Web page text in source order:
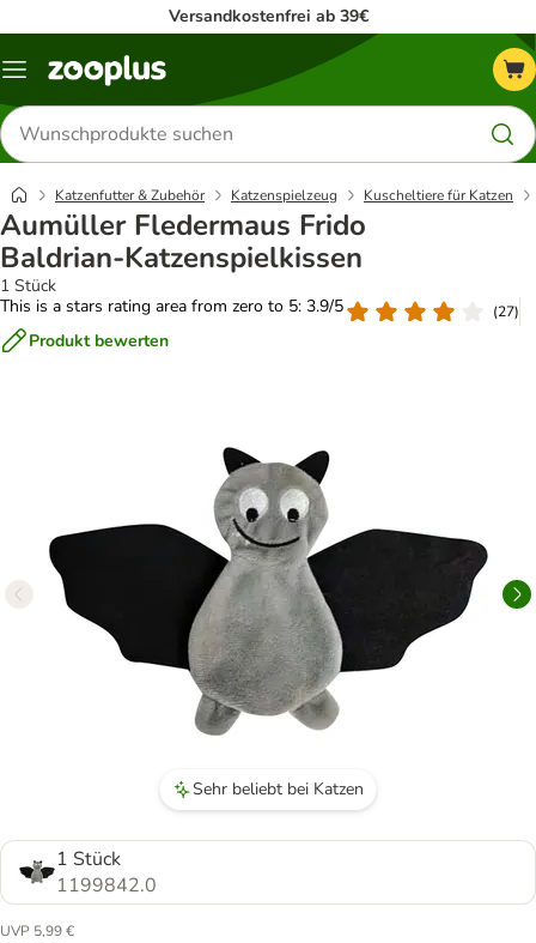
Versandkostenfrei ab 39€
Menü
Produkte
suchen
Katzenfutter & Zubehör Katzenspielzeug Kuscheltiere für Katzen
Aumüller Fledermaus Frido
Baldrian-Katzenspielkissen
1 Stück
This is a stars rating area from zero to 5: 3.9/5
(27)
Produkt bewerten
Sehr beliebt bei Katzen
1 Stück
1199842.0
UVP 5,99 €